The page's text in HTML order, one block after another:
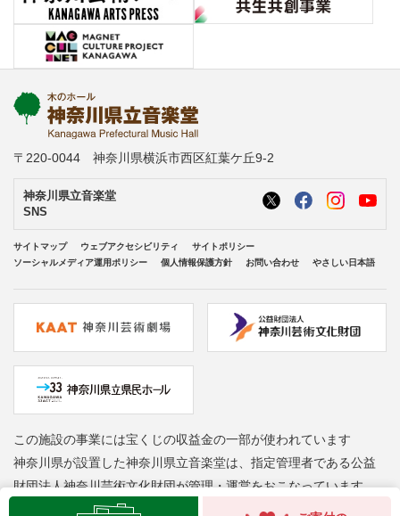
〒220-0044 神奈川県横浜市西区紅葉ケ丘9-2
神奈川県立音楽堂
SNS
サイトマップ ウェブアクセシビリティ
サイトポリシー
ソーシャルメディア運用ポリシー
個人情報保護方針 お問い合わせ やさしい日本語
この施設の事業には宝くじの収益金の一部が使われています
神奈川県が設置した神奈川県立音楽堂は、指定管理者である公益
財団法人神奈川芸術文化財団が管理・運営をおこなっています